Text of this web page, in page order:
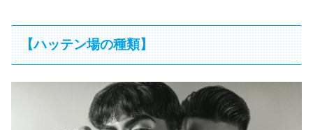
【ハッテン場の種類】